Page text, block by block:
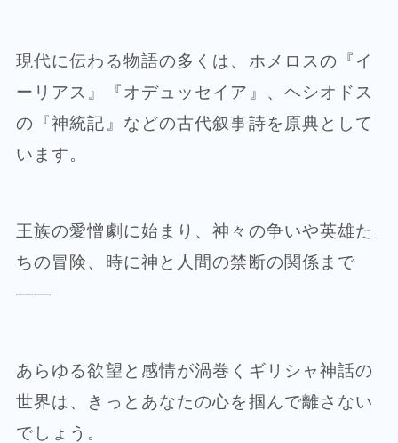
現代に伝わる物語の多くは、ホメロスの『イ
ーリアス』『オデュッセイア』、ヘシオドス
の『神統記』などの古代叙事詩を原典として
います。
王族の愛憎劇に始まり、神々の争いや英雄た
ちの冒険、時に神と人間の禁断の関係まで
——
あらゆる欲望と感情が渦巻くギリシャ神話の
世界は、きっとあなたの心を掴んで離さない
でしょう。